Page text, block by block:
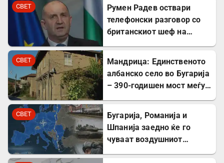
СВЕТ
Румен Радев оствари
телефонски разговор со
британскиот шеф на
СВЕТ
Мандрица: Единственото
албанско село во Бугарија
– 390-годишен мост меѓу
СВЕТ
Бугарија, Романија и
Шпанија заедно ќе го
чуваат воздушниот